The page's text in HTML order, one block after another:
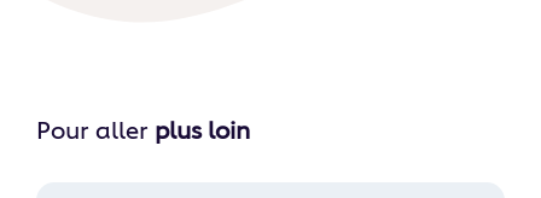
Pour aller plus loin